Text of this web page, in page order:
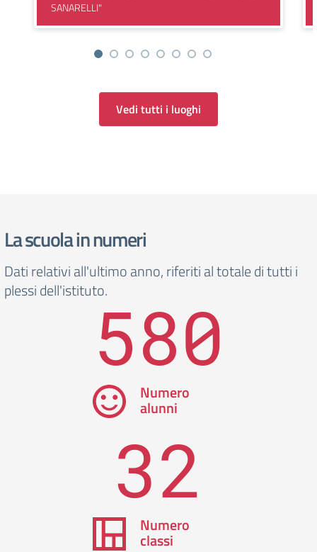
SANARELLI"
Vedi tutti i luoghi
La scuola in numeri
Dati relativi all'ultimo anno, riferiti al totale di tutti i
plessi dell'istituto.580
Numero
alunni
32
Numero
classi